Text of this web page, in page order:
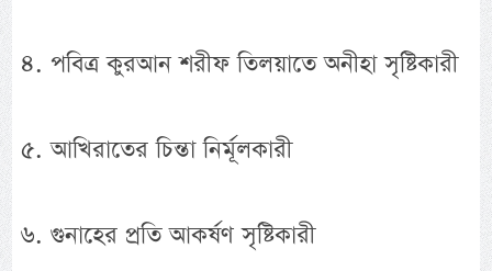
৪. পবিত্র কুরআন শরীফ তিলয়াতে অনীহা সৃষ্টিকারী
৫. আখিরাতের চিন্তা নির্মূলকারী
৬. গুনাহের প্রতি আকর্ষণ সৃষ্টিকারী